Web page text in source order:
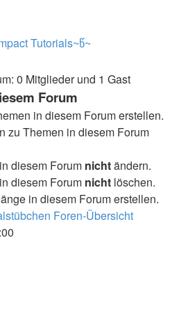
Tutorials~წ~
0 Mitglieder und 1 Gast
Forum
in diesem Forum erstellen.
zu Themen in diesem Forum
diesem Forum nichtändern.
diesem Forum nicht löschen.
in diesem Forum erstellen.
Foren-Übersicht